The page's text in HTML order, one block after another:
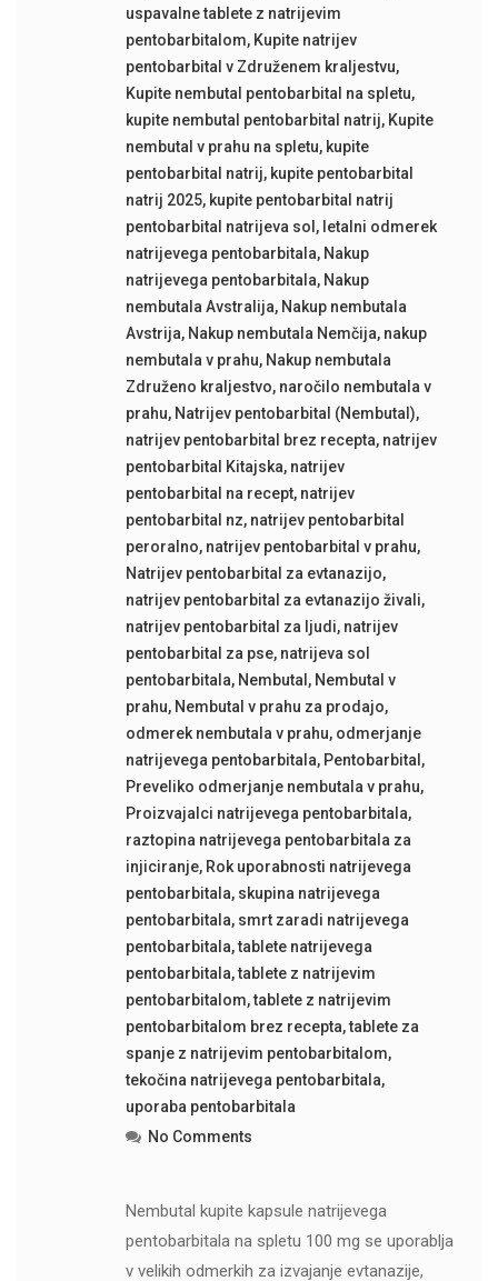
uspavalne tablete z natrijevim
pentobarbitalom, Kupite natrijev
pentobarbital v Združenem kraljestvu,
Kupite nembutal pentobarbital na spletu,
kupite nembutal pentobarbital natrij, Kupite
nembutal v prahu na spletu, kupite
pentobarbital natrij, kupite pentobarbital
natrij 2025, kupite pentobarbital natrij
pentobarbital natrijeva sol , letalni odmerek
natrijevega pentobarbitala, Nakup
natrijevega pentobarbitala, Nakup
nembutala Avstralija, Nakup nembutala
Avstrija, Nakup nembutala Nemčija, nakup
nembutala v prahu, Nakup nembutala
Združeno kraljestvo, naročilo nembutala v
prahu, Natrijev pentobarbital (Nembutal),
natrijev pentobarbital brez recepta, natrijev
pentobarbital Kitajska, natrijev
pentobarbital na recept, natrijev
pentobarbital nz, natrijev pentobarbital
peroralno, natrijev pentobarbital v prahu,
Natrijev pentobarbital za evtanazijo,
natrijev pentobarbital za evtanazijo živali,
natrijev pentobarbital za ljudi, natrijev
pentobarbital za pse, natrijeva sol
pentobarbitala, Nembutal , Nembutal v
prahu, Nembutal v prahu za prodajo,
odmerek nembutala v prahu, odmerjanje
natrijevega pentobarbitala, Pentobarbital ,
Preveliko odmerjanje nembutala v prahu,
Proizvajalci natrijevega pentobarbitala,
raztopina natrijevega pentobarbitala za
injiciranje, Rok uporabnosti natrijevega
pentobarbitala, skupina natrijevega
pentobarbitala, smrt zaradi natrijevega
pentobarbitala,tablete natrijevega
pentobarbitala,tablete z natrijevim
pentobarbitalom,tablete z natrijevim
pentobarbitalom brez recepta,tablete za
spanje z natrijevim pentobarbitalom,
tekočina natrijevega pentobarbitala,
uporaba pentobarbitala
No Comments
Nembutal kupite kapsule natrijevega
pentobarbitala na spletu 100 mg se uporablja
v velikih odmerkih za izvajanje evtanazije,